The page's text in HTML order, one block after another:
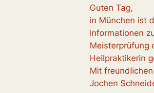
Guten Tag,
in München ist
Informationen
Meisterprüfung
Heilpraktikerin
Mit
Jochen